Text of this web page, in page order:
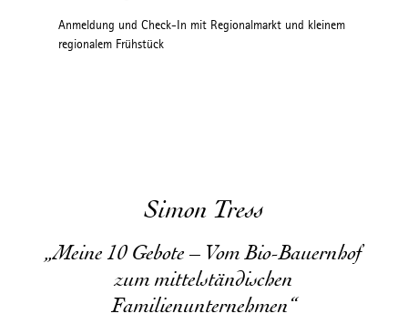
Anmeldung und Check-In mit Regionalmarkt und kleinem
regionalem Frühstück
Simon Tress
„Meine 10 Gebote – Vom Bio-Bauernhof
zum mittelständischen
Familienunternehmen“